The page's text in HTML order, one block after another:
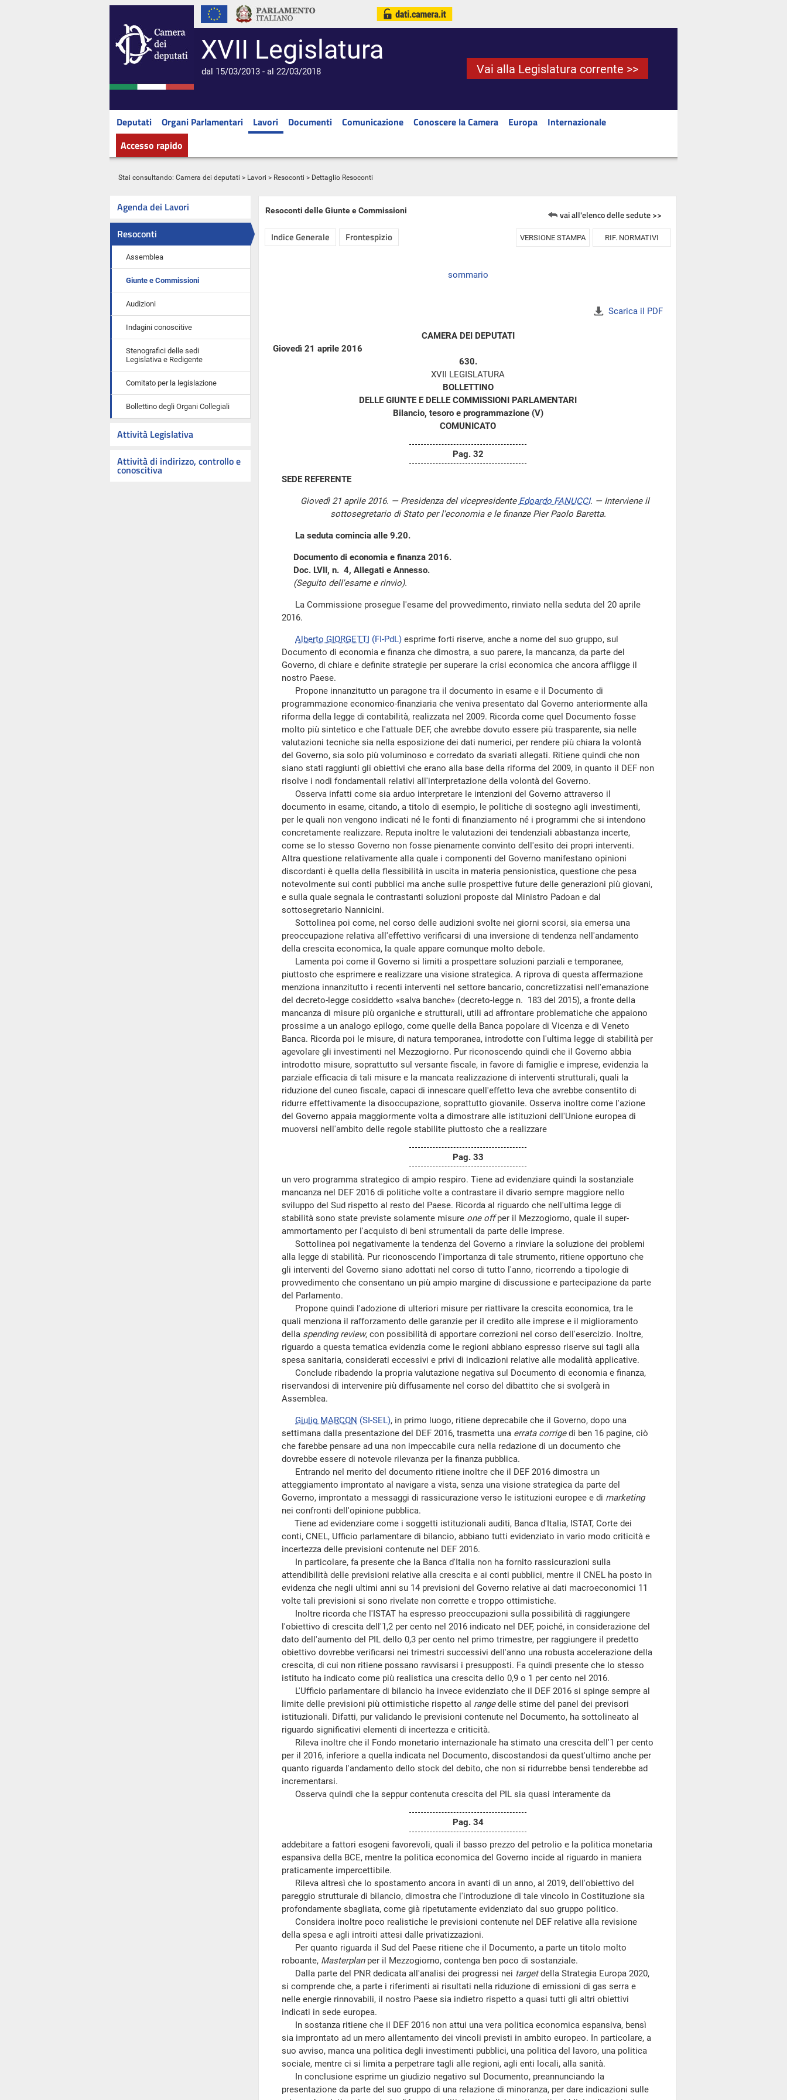
XVII Legislatura
dal 15/03/2013 - al 22/03/2018 Vai alla Legislatura corrente >>
Deputati Organi Parlamentari Lavori Documenti Comunicazione Conoscere la Camera Europa
Internazionale
Accesso rapido
Stai consultando: Camera dei deputati > Lavori > Resoconti > Dettaglio Resoconti
Agenda dei Lavori
Resoconti
Assemblea
Giunte e Commissioni
Audizioni
Indagini conoscitive
Stenografici delle sedi
Legislativa e Redigente
Comitato per la legislazione
Bollettino degli Organi Collegiali
Attività Legislativa
Attività di indirizzo, controllo e
conoscitiva
Resoconti delle Giunte e Commissioni vai all'elenco delle sedute >>
Indice Generale Frontespizio VERSIONE STAMPA RIF. NORMATIVI
sommario
Scarica il PDF
CAMERA DEI DEPUTATI
Giovedì 21 aprile 2016
630.
XVII LEGISLATURA
BOLLETTINO
DELLE GIUNTE E DELLE COMMISSIONI PARLAMENTARI
Bilancio, tesoro e programmazione (V)
COMUNICATO
Pag. 32
SEDE REFERENTE
Giovedì 21 aprile 2016. — Presidenza del vicepresidente Edoardo FANUCCI. — Interviene il
sottosegretario di Stato per l'economia e le finanze Pier Paolo Baretta.
La seduta comincia alle 9.20.
Documento di economia e finanza 2016.
Doc. LVII, n. 4, Allegati e Annesso.
(Seguito dell'esame e rinvio).
La Commissione prosegue l'esame del provvedimento, rinviato nella seduta del 20 aprile
2016.
Alberto GIORGETTI (FI-PdL) esprime forti riserve, anche a nome del suo gruppo, sul
Documento di economia e finanza che dimostra, a suo parere, la mancanza, da parte del
Governo, di chiare e definite strategie per superare la crisi economica che ancora affligge il
nostro Paese.
Propone innanzitutto un paragone tra il documento in esame e il Documento di
programmazione economico-finanziaria che veniva presentato dal Governo anteriormente alla
riforma della legge di contabilità, realizzata nel 2009. Ricorda come quel Documento fosse
molto più sintetico e che l'attuale DEF, che avrebbe dovuto essere più trasparente, sia nelle
valutazioni tecniche sia nella esposizione dei dati numerici, per rendere più chiara la volontà
del Governo, sia solo più voluminoso e corredato da svariati allegati. Ritiene quindi che non
siano stati raggiunti gli obiettivi che erano alla base della riforma del 2009, in quanto il DEF non
risolve i nodi fondamentali relativi all'interpretazione della volontà del Governo.
Osserva infatti come sia arduo interpretare le intenzioni del Governo attraverso il
documento in esame, citando, a titolo di esempio, le politiche di sostegno agli investimenti,
per le quali non vengono indicati né le fonti di finanziamento né i programmi che si intendono
concretamente realizzare. Reputa inoltre le valutazioni dei tendenziali abbastanza incerte,
come se lo stesso Governo non fosse pienamente convinto dell'esito dei propri interventi.
Altra questione relativamente alla quale i componenti del Governo manifestano opinioni
discordanti è quella della flessibilità in uscita in materia pensionistica, questione che pesa
notevolmente sui conti pubblici ma anche sulle prospettive future delle generazioni più giovani,
e sulla quale segnala le contrastanti soluzioni proposte dal Ministro Padoan e dal
sottosegretario Nannicini.
Sottolinea poi come, nel corso delle audizioni svolte nei giorni scorsi, sia emersa una
preoccupazione relativa all'effettivo verificarsi di una inversione di tendenza nell'andamento
della crescita economica, la quale appare comunque molto debole.
Lamenta poi come il Governo si limiti a prospettare soluzioni parziali e temporanee,
piuttosto che esprimere e realizzare una visione strategica. A riprova di questa affermazione
menziona innanzitutto i recenti interventi nel settore bancario, concretizzatisi nell'emanazione
del decreto-legge cosiddetto «salva banche» (decreto-legge n. 183 del 2015), a fronte della
mancanza di misure più organiche e strutturali, utili ad affrontare problematiche che appaiono
prossime a un analogo epilogo, come quelle della Banca popolare di Vicenza e di Veneto
Banca. Ricorda poi le misure, di natura temporanea, introdotte con l'ultima legge di stabilità per
agevolare gli investimenti nel Mezzogiorno. Pur riconoscendo quindi che il Governo abbia
introdotto misure, soprattutto sul versante fiscale, in favore di famiglie e imprese, evidenzia la
parziale efficacia di tali misure e la mancata realizzazione di interventi strutturali, quali la
riduzione del cuneo fiscale, capaci di innescare quell'effetto leva che avrebbe consentito di
ridurre effettivamente la disoccupazione, soprattutto giovanile. Osserva inoltre come l'azione
del Governo appaia maggiormente volta a dimostrare alle istituzioni dell'Unione europea di
muoversi nell'ambito delle regole stabilite piuttosto che a realizzare
Pag. 33
un vero programma strategico di ampio respiro. Tiene ad evidenziare quindi la sostanziale
mancanza nel DEF 2016 di politiche volte a contrastare il divario sempre maggiore nello
sviluppo del Sud rispetto al resto del Paese. Ricorda al riguardo che nell'ultima legge di
stabilità sono state previste solamente misure one offper il Mezzogiorno, quale il super-
ammortamento per l'acquisto di beni strumentali da parte delle imprese.
Sottolinea poi negativamente la tendenza del Governo a rinviare la soluzione dei problemi
alla legge di stabilità. Pur riconoscendo l'importanza di tale strumento, ritiene opportuno che
gli interventi del Governo siano adottati nel corso di tutto l'anno, ricorrendo a tipologie di
provvedimento che consentano un più ampio margine di discussione e partecipazione da parte
del Parlamento.
Propone quindi l'adozione di ulteriori misure per riattivare la crescita economica, tra le
quali menziona il rafforzamento delle garanzie per il credito alle imprese e il miglioramento
della spending review, con possibilità di apportare correzioni nel corso dell'esercizio. Inoltre,
riguardo a questa tematica evidenzia come le regioni abbiano espresso riserve sui tagli alla
spesa sanitaria, considerati eccessivi e privi di indicazioni relative alle modalità applicative.
Conclude ribadendo la propria valutazione negativa sul Documento di economia e finanza,
riservandosi di intervenire più diffusamente nel corso del dibattito che si svolgerà in
Assemblea.
Giulio MARCON (SI-SEL), in primo luogo, ritiene deprecabile che il Governo, dopo una
settimana dalla presentazione del DEF 2016, trasmetta una errata corrigedi ben 16 pagine, ciò
che farebbe pensare ad una non impeccabile cura nella redazione di un documento che
dovrebbe essere di notevole rilevanza per la finanza pubblica.
Entrando nel merito del documento ritiene inoltre che il DEF 2016 dimostra un
atteggiamento improntato al navigare a vista, senza una visione strategica da parte del
Governo, improntato a messaggi di rassicurazione verso le istituzioni europee e di marketing
nei confronti dell'opinione pubblica.
Tiene ad evidenziare come i soggetti istituzionali auditi, Banca d'Italia, ISTAT, Corte dei
conti, CNEL, Ufficio parlamentare di bilancio, abbiano tutti evidenziato in vario modo criticità e
incertezza delle previsioni contenute nel DEF 2016.
In particolare, fa presente che la Banca d'Italia non ha fornito rassicurazioni sulla
attendibilità delle previsioni relative alla crescita e ai conti pubblici, mentre il CNEL ha posto in
evidenza che negli ultimi anni su 14 previsioni del Governo relative ai dati macroeconomici 11
volte tali previsioni si sono rivelate non corrette e troppo ottimistiche.
Inoltre ricorda che l'ISTAT ha espresso preoccupazioni sulla possibilità di raggiungere
l'obiettivo di crescita dell'1,2 per cento nel 2016 indicato nel DEF, poiché, in considerazione del
dato dell'aumento del PIL dello 0,3 per cento nel primo trimestre, per raggiungere il predetto
obiettivo dovrebbe verificarsi nei trimestri successivi dell'anno una robusta accelerazione della
crescita, di cui non ritiene possano ravvisarsi i presupposti. Fa quindi presente che lo stesso
istituto ha indicato come più realistica una crescita dello 0,9 o 1 per cento nel 2016.
L'Ufficio parlamentare di bilancio ha invece evidenziato che il DEF 2016 si spinge sempre al
limite delle previsioni più ottimistiche rispetto al rangedelle stime del panel dei previsori
istituzionali. Difatti, pur validando le previsioni contenute nel Documento, ha sottolineato al
riguardo significativi elementi di incertezza e criticità.
Rileva inoltre che il Fondo monetario internazionale ha stimato una crescita dell'1 per cento
per il 2016, inferiore a quella indicata nel Documento, discostandosi da quest'ultimo anche per
quanto riguarda l'andamento dello stock del debito, che non si ridurrebbe bensì tenderebbe ad
incrementarsi.
Osserva quindi che la seppur contenuta crescita del PIL sia quasi interamente da
Pag. 34
addebitare a fattori esogeni favorevoli, quali il basso prezzo del petrolio e la politica monetaria
espansiva della BCE, mentre la politica economica del Governo incide al riguardo in maniera
praticamente impercettibile.
Rileva altresì che lo spostamento ancora in avanti di un anno, al 2019, dell'obiettivo del
pareggio strutturale di bilancio, dimostra che l'introduzione di tale vincolo in Costituzione sia
profondamente sbagliata, come già ripetutamente evidenziato dal suo gruppo politico.
Considera inoltre poco realistiche le previsioni contenute nel DEF relative alla revisione
della spesa e agli introiti attesi dalle privatizzazioni.
Per quanto riguarda il Sud del Paese ritiene che il Documento, a parte un titolo molto
roboante, Masterplanper il Mezzogiorno, contenga ben poco di sostanziale.
Dalla parte del PNR dedicata all'analisi dei progressi nei targetdella Strategia Europa 2020,
si comprende che, a parte i riferimenti ai risultati nella riduzione di emissioni di gas serra e
nelle energie rinnovabili, il nostro Paese sia indietro rispetto a quasi tutti gli altri obiettivi
indicati in sede europea.
In sostanza ritiene che il DEF 2016 non attui una vera politica economica espansiva, bensì
sia improntato ad un mero allentamento dei vincoli previsti in ambito europeo. In particolare, a
suo avviso, manca una politica degli investimenti pubblici, una politica del lavoro, una politica
sociale, mentre ci si limita a perpetrare tagli alle regioni, agli enti locali, alla sanità.
In conclusione esprime un giudizio negativo sul Documento, preannunciando la
presentazione da parte del suo gruppo di una relazione di minoranza, per dare indicazioni sulle